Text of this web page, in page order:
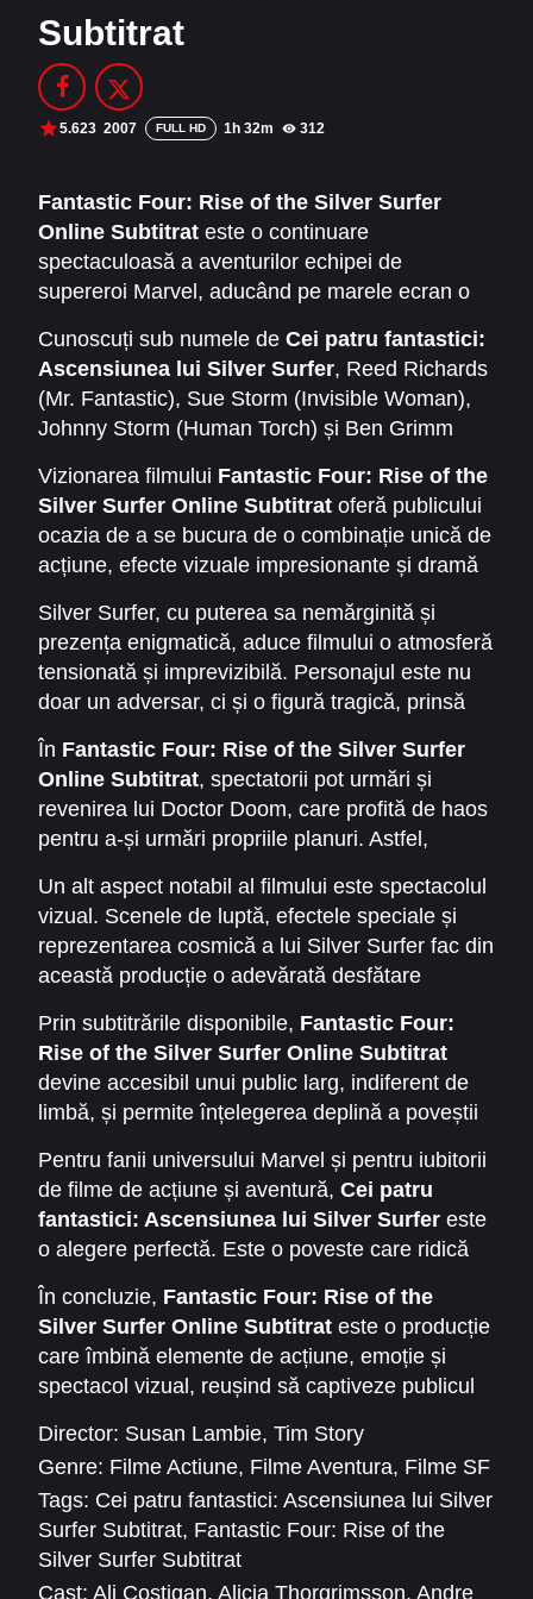
Filme Online 2014
Filme Online 2012
Filme Online 2010
DMCA
SERIALE ONLINE
TERMENI ȘI CONDIȚII
CONTACT
Subtitrat
5.623 2007 FULL HD 1h 32m 312
Fantastic Four: Rise of the Silver Surfer
Online Subtitrat este o continuare
spectaculoasă a aventurilor echipei de
supereroi Marvel, aducând pe marele ecran o
film publicul a descoperit originile celor patru
eroi, acum povestea se extinde și intră într-o
dimensiune mult mai amplă, unde destinul
întregii planete este pus în pericol.
Cunoscuți sub numele de Cei patru fantastici:
Ascensiunea lui Silver Surfer, Reed Richards
(Mr. Fantastic), Sue Storm (Invisible Woman),
Johnny Storm (Human Torch) și Ben Grimm
inamic misterios – Silver Surfer. Acesta apare
ca un mesager intergalactic al distrugerii,
pregătind terenul pentru o forță și mai
devastatoare.
Vizionarea filmului Fantastic Four: Rise of the
Silver Surfer Online Subtitrat oferă publicului
ocazia de a se bucura de o combinație unică de
acțiune, efecte vizuale impresionante și dramă
eroilor, povestea explorează și latura personală
a acestora, cum ar fi relația dintre Reed și Sue,
care este pusă la încercare de amenințările
constante.
Silver Surfer, cu puterea sa nemărginită și
prezența enigmatică, aduce filmului o atmosferă
tensionată și imprevizibilă. Personajul este nu
doar un adversar, ci și o figură tragică, prinsă
morală. Tocmai această complexitate face ca
Cei patru fantastici: Ascensiunea lui Silver
Surfer să fie o experiență cinematografică
aparte.
În Fantastic Four: Rise of the Silver Surfer
Online Subtitrat, spectatorii pot urmări și
revenirea lui Doctor Doom, care profită de haos
pentru a-și urmări propriile planuri. Astfel,
oferind răsturnări de situație captivante.
Un alt aspect notabil al filmului este spectacolul
vizual. Scenele de luptă, efectele speciale și
reprezentarea cosmică a lui Silver Surfer fac din
această producție o adevărată desfătare
sonoră care intensifică tensiunea și dinamismul
fiecărui moment cheie.
Prin subtitrările disponibile, Fantastic Four:
Rise of the Silver Surfer Online Subtitrat
devine accesibil unui public larg, indiferent de
limbă, și permite înțelegerea deplină a poveștii
confruntare între supereroi și o amenințare
cosmică, ci și o reflecție asupra sacrificiului,
responsabilității și unității.
Pentru fanii universului Marvel și pentru iubitorii
de filme de acțiune și aventură, Cei patru
fantastici: Ascensiunea lui Silver Surfer este
o alegere perfectă. Este o poveste care ridică
înseamnă să fii cu adevărat un erou.
În concluzie, Fantastic Four: Rise of the
Silver Surfer Online Subtitrat este o producție
care îmbină elemente de acțiune, emoție și
spectacol vizual, reușind să captiveze publicul
cosmică de neuitat, care arată că uneori chiar și
cei mai puternici eroi au nevoie să se bazeze
unul pe celălalt pentru a salva lumea.
Director: Susan Lambie, Tim Story
Genre: Filme Actiune, Filme Aventura, Filme SF
Tags: Cei patru fantastici: Ascensiunea lui Silver
Surfer Subtitrat, Fantastic Four: Rise of the
Silver Surfer Subtitrat
Cast: Ali Costigan, Alicia Thorgrimsson, Andre